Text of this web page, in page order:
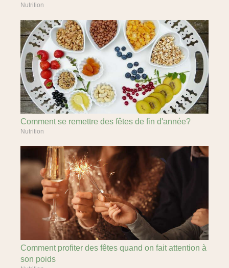
Nutrition
Comment se remettre des fêtes de fin d'année?
Nutrition
Comment profiter des fêtes quand on fait attention à
son poids